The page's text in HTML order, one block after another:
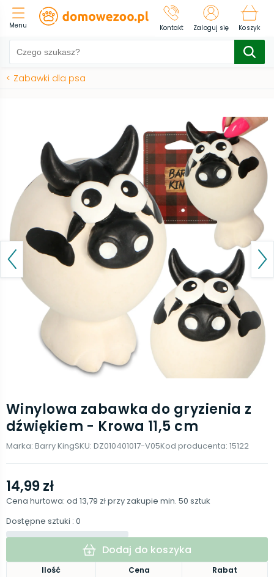
Menu Kontakt Zaloguj się Koszyk
< Zabawki dla psa
Winylowa zabawka do gryzienia z
dźwiękiem - Krowa 11,5 cm
Marka: Barry KingSKU: DZ010401017-V05Kod producenta: 15122
Ilość Cena
Rabat
14,99 zł
Cena hurtowa: od 13,79 złprzy zakupie min. 50 sztuk
Dostępne sztuki : 0
Dodaj do koszyka